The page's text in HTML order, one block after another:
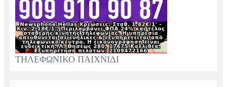
ΤΗΛΕΦΩΝΙΚΟ ΠΑΙΧΝΙΔΙ